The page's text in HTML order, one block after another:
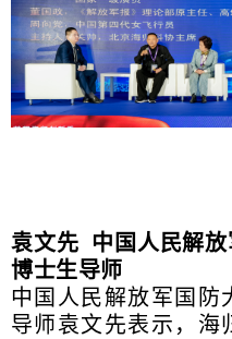
袁文先 中国人民解放
博士生导师
中国人民解放军国防
导师袁文先表示，海